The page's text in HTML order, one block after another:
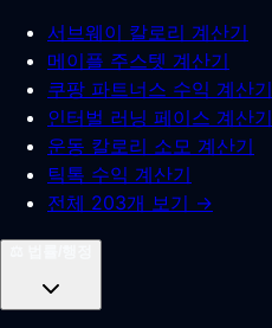
서브웨이 칼로리 계산기
메이플 주스텟 계산기
쿠팡 파트너스 수익 계산기
인터벌 러닝 페이스 계산기
운동 칼로리 소모 계산기
틱톡 수익 계산기
전체 203개 보기 →